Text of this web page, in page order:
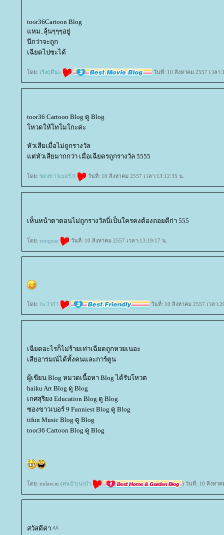
toor36Cartoon Blog
หม..ลุ้นๆๆๆอยู่
นึกว่าจะถูก
เฉียดไปซะได้
ดย: เริงฤดีนะ วันที่: 10 สิงหาคม 2557 เวลา
toor36 Cartoon Blog ดู Blog
หวดให้โทโมโกะค่ะ
หัวเสียเมื่อไม่ถูกรางวัล
ต่หัวเสียมากกว่า เมื่อเฉียดรถูกรางวัล 5555
ดย: ซองขาวเบอร์ 9 วันที่: 10 สิงหาคม 2557 เวลา:13:12:35 น.
เห็นหน้าตาตอนไม่ถูกรางวัลนี่เป็นใครคงต้องถอยดีก่า 555
ดย: zungzaa วันที่: 10 สิงหาคม 2557 เวลา:13:19:17 น.
ดย: กะว่าก๋า วันที่: 10 สิงหาคม 2557 เวลา
เฉียดอะไรก็ไม่ร้ายเท่าเฉียดถูกหวยเนอะ
เสียอารมณ์ได้ทั้งคนและการ์ตูน
ผู้เขียน Blog หมวดเนื้อหา Blog ได้รับโหวต
haiku Art Blog ดู Blog
เกศสุริยง Education Blog ดู Blog
ซองขาวเบอร์ 9 Funniest Blog ดู Blog
tifun Music Blog ดู Blog
toor36 Cartoon Blog ดู Blog
ดย: nulaw.m (คนบ้า(น)ป่า ) วันที่: 10 สิงหาค
สวัสดีค่า ^^